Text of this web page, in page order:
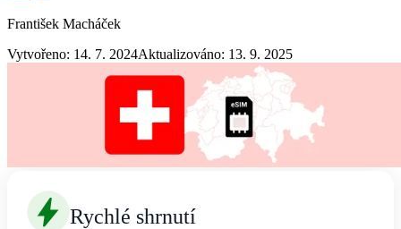
František Macháček
Vytvořeno: 14. 7. 2024Aktualizováno: 13. 9. 2025
Rychlé shrnutí